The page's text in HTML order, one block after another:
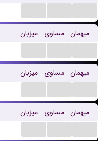
میزبان مساوی میهمان
میزبان مساوی میهمان
میزبان مساوی میهمان